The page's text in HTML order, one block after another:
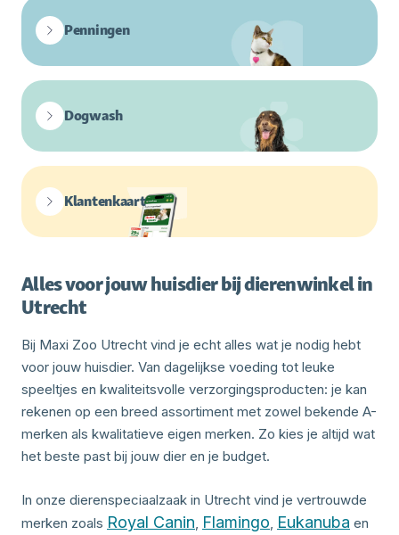
Penningen
Dogwash
Klantenkaart
Alles voor jouw huisdier bij dierenwinkel in
Utrecht
Bij Maxi Zoo Utrecht vind je echt alles wat je nodig hebt
voor jouw huisdier. Van dagelijkse voeding tot leuke
speeltjes en kwaliteitsvolle verzorgingsproducten: je kan
rekenen op een breed assortiment met zowel bekende A-
merken als kwalitatieve eigen merken. Zo kies je altijd wat
het beste past bij jouw dier en je budget.
In onze dierenspeciaalzaak in Utrecht vind je vertrouwde
merken zoals Royal Canin, Flamingo, Eukanuba en